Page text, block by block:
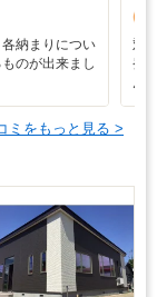
納まりについ
のが出来まし
対
発
ミをもっと見る >